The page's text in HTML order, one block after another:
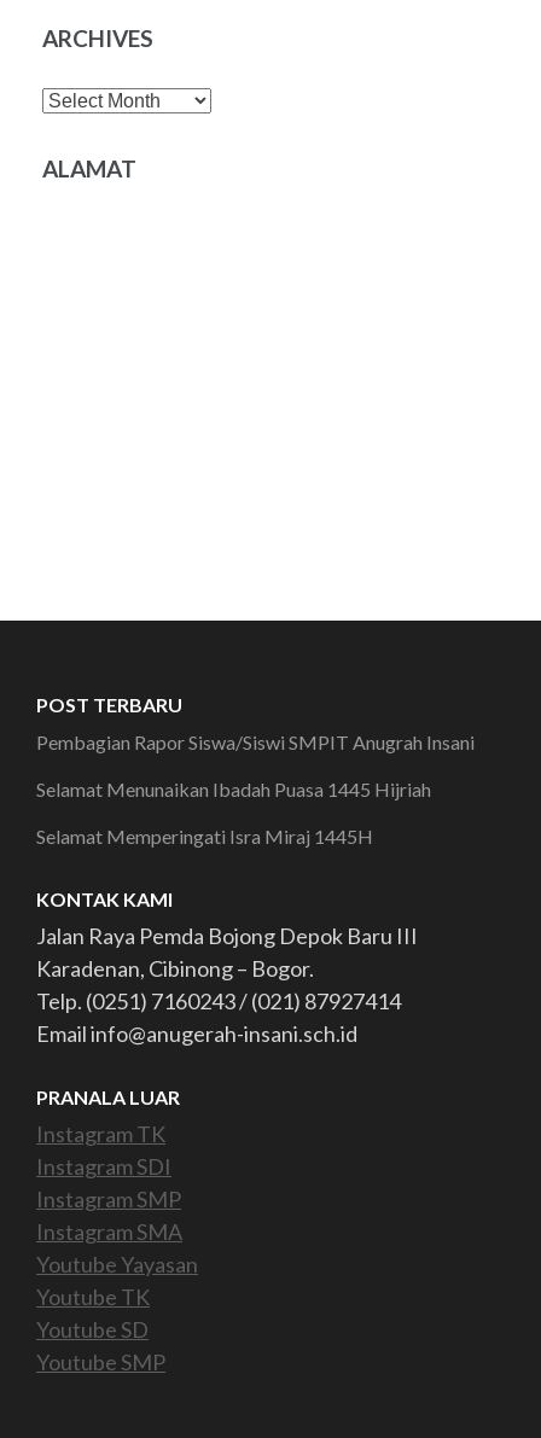
ARCHIVES
Archives
ALAMAT
POST TERBARU
Pembagian Rapor Siswa/Siswi SMPIT Anugrah Insani
Selamat Menunaikan Ibadah Puasa 1445 Hijriah
Selamat Memperingati Isra Miraj 1445H
KONTAK KAMI
Jalan Raya Pemda Bojong Depok Baru III
Karadenan, Cibinong – Bogor.
Telp. (0251) 7160243 / (021) 87927414
Email info@anugerah-insani.sch.id
PRANALA LUAR
Instagram TK
Instagram SDI
Instagram SMP
Instagram SMA
Youtube Yayasan
Youtube TK
Youtube SD
Youtube SMP